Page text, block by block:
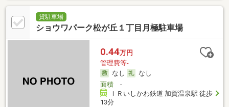
貸駐車場
ショウワパーク松が丘１丁目月極駐車場
0.44万円
管理費等-
なし
なし
面積-
ＩＲいしかわ鉄道 加賀温泉駅 徒歩
13分